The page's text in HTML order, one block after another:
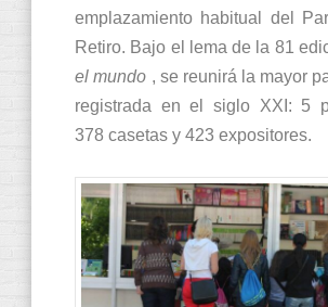
emplazamiento habitual del
Retiro. Bajo el lema de la 81
el mundo , se reunirá la mayor
registrada en el siglo XXI: 5
378 casetas y 423 expositores.